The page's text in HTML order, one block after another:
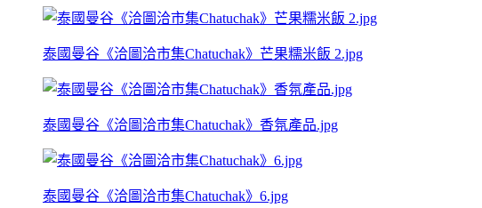
泰國曼谷《洽圖洽市集Chatuchak》芒果糯米飯 2.jpg
泰國曼谷《洽圖洽市集Chatuchak》香氛產品.jpg
泰國曼谷《洽圖洽市集Chatuchak》6.jpg